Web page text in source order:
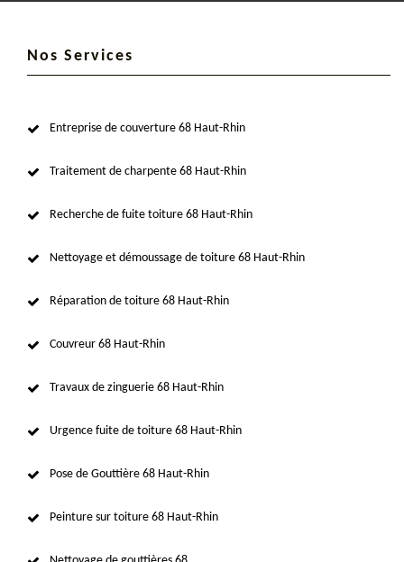
Nos Services
Entreprise de couverture 68 Haut-Rhin
Traitement de charpente 68 Haut-Rhin
Recherche de fuite toiture 68 Haut-Rhin
Nettoyage et démoussage de toiture 68 Haut-Rhin
Réparation de toiture 68 Haut-Rhin
Couvreur 68 Haut-Rhin
Travaux de zinguerie 68 Haut-Rhin
Urgence fuite de toiture 68 Haut-Rhin
Pose de Gouttière 68 Haut-Rhin
Peinture sur toiture 68 Haut-Rhin